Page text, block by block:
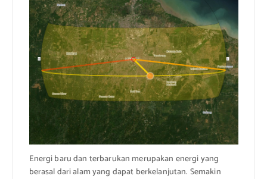
Energi baru dan terbarukan merupakan energi yang
berasal dari alam yang dapat berkelanjutan. Semakin